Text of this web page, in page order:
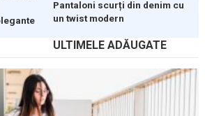
Pantaloni scurți din denim cu
un twist modern
ULTIMELE ADĂUGATE